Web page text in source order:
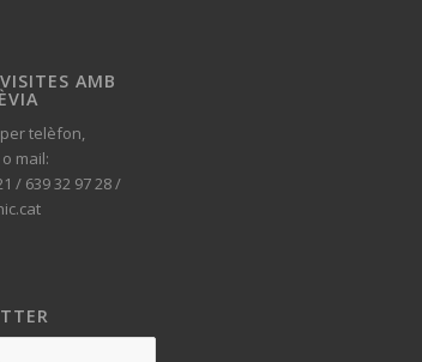
AMB
telèfon,
mail:
/ 639 32 97 28 /